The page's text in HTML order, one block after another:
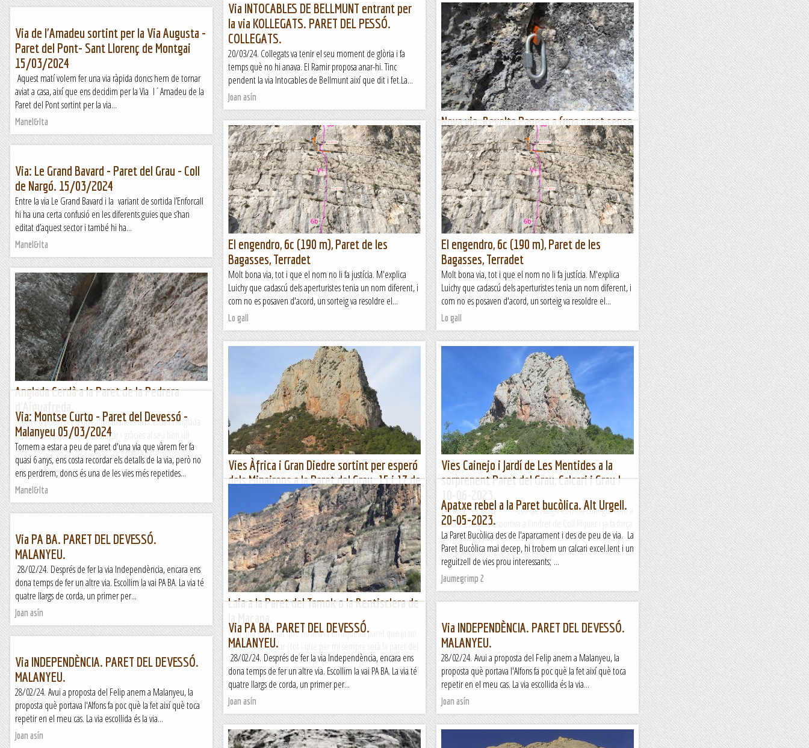
Via INTOCABLES DE BELLMUNT entrant per
la via KOLLEGATS. PARET DEL PESSÓ.
COLLEGATS.
20/03/24. Collegats va tenir el seu moment de glòria i fa
temps què no hi anava. El Ramir proposa anar-hi. Tinc
pendent la via Intocables de Bellmunt així que dit i fet.La...
Joan asín
Nova via. Revolta Pagesa a (una paret sense
nom).
Fet. Ja he obert la trilogia de vies que volia obrir en aquesta
paret sense nom on, ara sí, n'hi haurem de buscar un.
Després de la A Contracorrent i de l'Esperó de St....
Romàntic Guerrer
Via de l'Amadeu sortint per la Via Augusta -
Paret del Pont- Sant Llorenç de Montgai
15/03/2024
Aquest matí volem fer una via ràpida doncs hem de tornar
aviat a casa, així que ens decidim per la Via l´Amadeu de la
Paret del Pont sortint per la via...
Manel&Ita
El engendro, 6c (190 m), Paret de les
Bagasses, Terradet
Molt bona via, tot i que el nom no li fa justícia. M'explica
Luichy que cadascú dels aperturistes tenia un nom diferent, i
com no es posaven d'acord, un sorteig va resoldre el...
Lo gall
El engendro, 6c (190 m), Paret de les
Bagasses, Terradet
Molt bona via, tot i que el nom no li fa justícia. M'explica
Luichy que cadascú dels aperturistes tenia un nom diferent, i
com no es posaven d'acord, un sorteig va resoldre el...
Lo gall
Via: Le Grand Bavard - Paret del Grau - Coll
de Nargó. 15/03/2024
Entre la via Le Grand Bavard i la variant de sortida l’Enforcall
hi ha una certa confusió en les diferents guies que s’han
editat d’aquest sector i també hi ha...
Manel&Ita
Anglada Cerdà a la Paret de la Pedrera
Com no podia ser d'una altre manera en Cerdà i l'Anglada
tenien tota la paret per desvirgar i gràcies al seu bon ull
varen triar la linea més lógica de la paret.Potser...
Bloc Empotrat
Vies Àfrica i Gran Diedre sortint per esperó
dels Minairons a la Paret del Grau. 15 i 17 de
febrer 2024
La majestuosa Paret del Grau vista des de coll Piquer.
Aprofitant la bona climatologia i orientació de la Paret del
Grau, aquest febrer hi tornem; hi tenim...
Jaumegrimp 2
Vies Cainejo i Jardí de Les Mentides a la
sorprenent Paret del Grau, Calcari i Grau !
La Paret del Grau Coll de Nargó és molt conegut com a
zona d'escalada esportiva a l'indret de Coll Piquer i ja fa força
anys hi havia pujat...
Jaumegrimp 2
Via: Montse Curto - Paret del Devessó -
Malanyeu 05/03/2024
Tornem a estar a peu de paret d'una via que vàrem fer fa
quasi 6 anys, ens costa recordar els detalls de la via, però no
ens perdrem, doncs és una de les vies més repetides...
Manel&Ita
Laia a la Paret del Tamok o la Rentisclera de
Feia una eternitat que no anava en aquesta paret que ja no
sé com anomenar (tot i que per mi sempre serà la paret del
Tamok). Em escollit la Laia ja que teniem ganes de no...
Romàntic Guerrer
Apatxe rebel a la Paret bucòlica. Alt Urgell.
20-05-2023.
La Paret Bucòlica des de l'aparcament i des de peu de via. La
Paret Bucòlica mai decep, hi trobem un calcari excel.lent i un
reguitzell de vies prou interessants; ...
Jaumegrimp 2
Via PA BA. PARET DEL DEVESSÓ.
MALANYEU.
28/02/24. Després de fer la via Independència, encara ens
dona temps de fer un altre via. Escollim la vai PA BA. La via té
quatre llargs de corda, un primer per...
Joan asín
Via PA BA. PARET DEL DEVESSÓ.
MALANYEU.
28/02/24. Després de fer la via Independència, encara ens
dona temps de fer un altre via. Escollim la vai PA BA. La via té
quatre llargs de corda, un primer per...
Joan asín
Via INDEPENDÈNCIA. PARET DEL DEVESSÓ.
MALANYEU.
28/02/24. Avui a proposta del Felip anem a Malanyeu, la
proposta què portava l'Alfons fa poc què la fet així què toca
repetir en el meu cas. La via escollida és la via...
Joan asín
Via INDEPENDÈNCIA. PARET DEL DEVESSÓ.
MALANYEU.
28/02/24. Avui a proposta del Felip anem a Malanyeu, la
proposta què portava l'Alfons fa poc què la fet així què toca
repetir en el meu cas. La via escollida és la via...
Joan asín